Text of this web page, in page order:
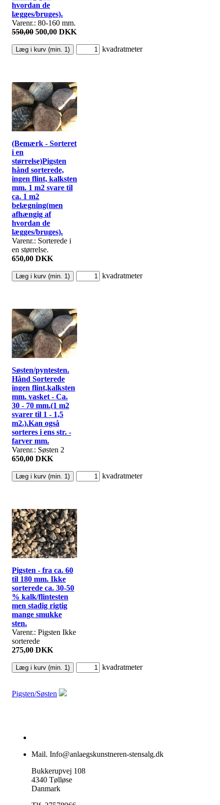
hvordan de
lægges/bruges).
Varenr.: 80-160 mm.
550,00 500,00 DKK
kvadratmeter
(Bemærk - Sorteret
i en
størrelse)Pigsten
hånd sorterede,
ingen flint, kalksten
mm. 1 m2 svare til
ca. 1 m2
belægning(men
afhængig af
hvordan de
lægges/bruges).
Varenr.: Sorterede i
en størrelse.
650,00 DKK
kvadratmeter
Søsten/pyntesten.
Hånd Sorterede
ingen flint,kalksten
mm. vasket - Ca.
30 - 70 mm.(1 m2
svarer til 1 - 1,5
m2.).Kan også
sorteres i ens str. -
farver mm.
Varenr.: Søsten 2
650,00 DKK
kvadratmeter
Pigsten - fra ca. 60
til 180 mm. Ikke
sorterede ca. 30-50
% kalk/flintesten
men stadig rigtig
mange smukke
sten.
Varenr.: Pigsten Ikke
sorterede
275,00 DKK
kvadratmeter
Pigsten/Søsten
Mail. Info@anlaegskunstneren-stensalg.dk
Bukkerupvej 108
4340 Tølløse
Danmark